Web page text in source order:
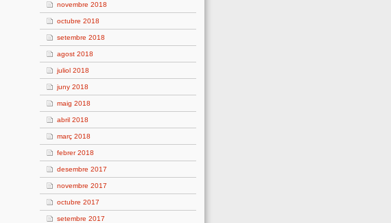
novembre 2018
octubre 2018
setembre 2018
agost 2018
juliol 2018
juny 2018
maig 2018
abril 2018
març 2018
febrer 2018
desembre 2017
novembre 2017
octubre 2017
setembre 2017